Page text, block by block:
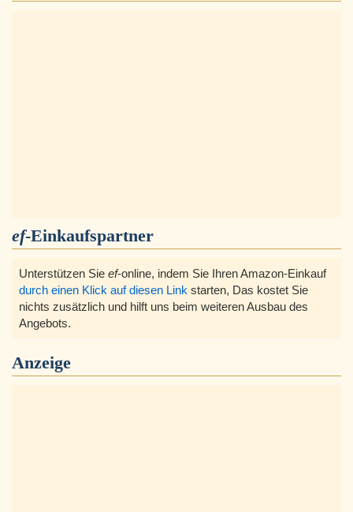
ef-Einkaufspartner
Unterstützen Sie ef-online, indem Sie Ihren Amazon-Einkauf
durch einen Klick auf diesen Link starten, Das kostet Sie
nichts zusätzlich und hilft uns beim weiteren Ausbau des
Angebots.
Anzeige